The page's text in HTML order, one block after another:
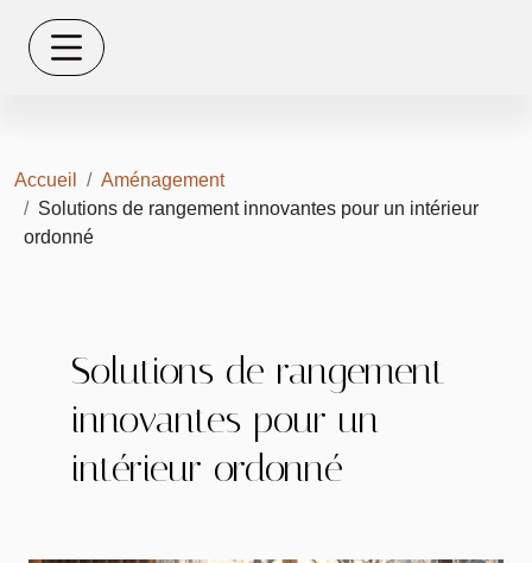
Accueil
Aménagement
Solutions de rangement innovantes pour un intérieur
ordonné
Solutions de rangement
innovantes pour un
intérieur ordonné